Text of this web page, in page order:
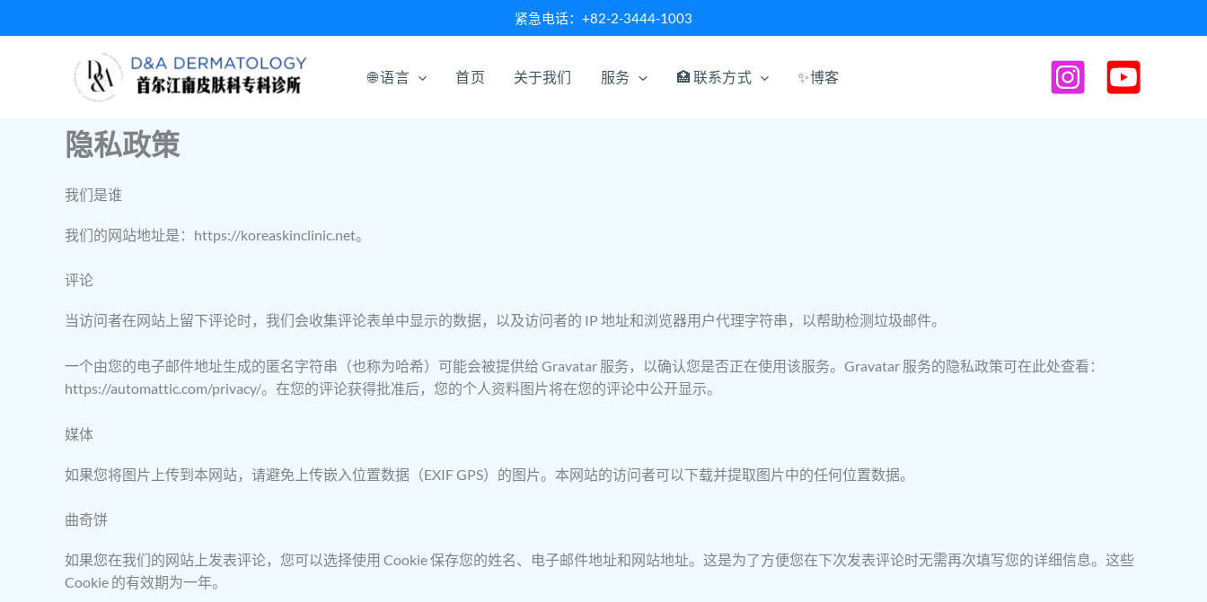
至
紧急电话：+82-2-3444-1003
🌐 语言 首页 关于我们 服务 🏥 联系方式 ✨博客
隐私政策
我们是谁
我们的网站地址是：https://koreaskinclinic.net。
评论
当访问者在网站上留下评论时，我们会收集评论表单中显示的数据，以及访问者的 IP 地址和浏览器用户代理字符串，以帮助检测垃圾邮件。
一个由您的电子邮件地址生成的匿名字符串（也称为哈希）可能会被提供给 Gravatar 服务，以确认您是否正在使用该服务。Gravatar 服务的隐私政策可在此处查看：
https://automattic.com/privacy/。在您的评论获得批准后，您的个人资料图片将在您的评论中公开显示。
媒体
如果您将图片上传到本网站，请避免上传嵌入位置数据（EXIF GPS）的图片。本网站的访问者可以下载并提取图片中的任何位置数据。
曲奇饼
如果您在我们的网站上发表评论，您可以选择使用 Cookie 保存您的姓名、电子邮件地址和网站地址。这是为了方便您在下次发表评论时无需再次填写您的详细信息。这些
Cookie 的有效期为一年。